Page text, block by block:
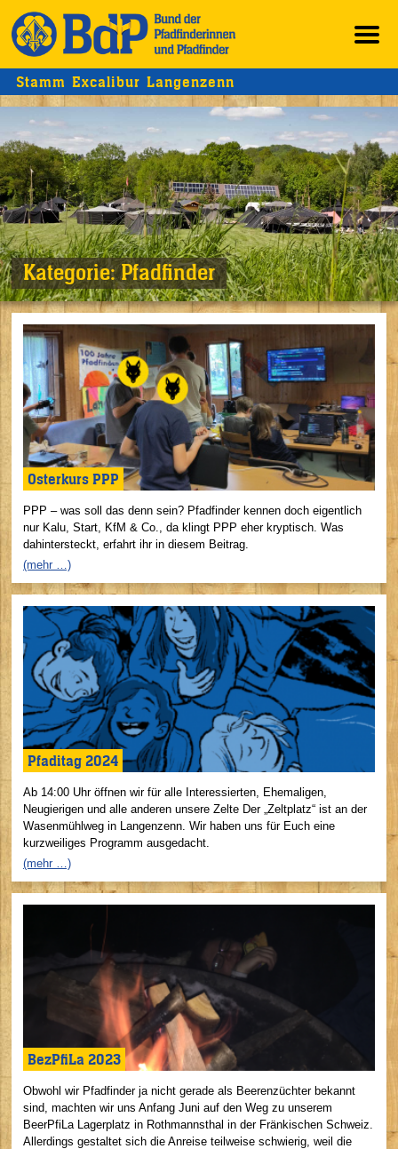
Stamm Excalibur Langenzenn
Kategorie:Pfadfinder
Osterkurs PPP
PPP – was soll das denn sein? Pfadfinder kennen doch eigentlich
nur Kalu, Start, KfM & Co., da klingt PPP eher kryptisch. Was
dahintersteckt, erfahrt ihr in diesem Beitrag.
(mehr …)
Pfaditag 2024
Ab 14:00 Uhr öffnen wir für alle Interessierten, Ehemaligen,
Neugierigen und alle anderen unsere Zelte Der „Zeltplatz“ ist an der
Wasenmühlweg in Langenzenn. Wir haben uns für Euch eine
kurzweiliges Programm ausgedacht.
(mehr …)
BezPfiLa 2023
Obwohl wir Pfadfinder ja nicht gerade als Beerenzüchter bekannt
sind, machten wir uns Anfang Juni auf den Weg zu unserem
BeerPfiLa Lagerplatz in Rothmannsthal in der Fränkischen Schweiz.
Allerdings gestaltet sich die Anreise teilweise schwierig, weil die